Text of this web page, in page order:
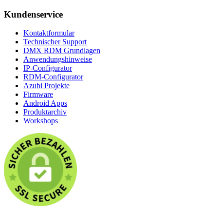
Kundenservice
Kontaktformular
Technischer Support
DMX RDM Grundlagen
Anwendungshinweise
IP-Configurator
RDM-Configurator
Azubi Projekte
Firmware
Android Apps
Produktarchiv
Workshops